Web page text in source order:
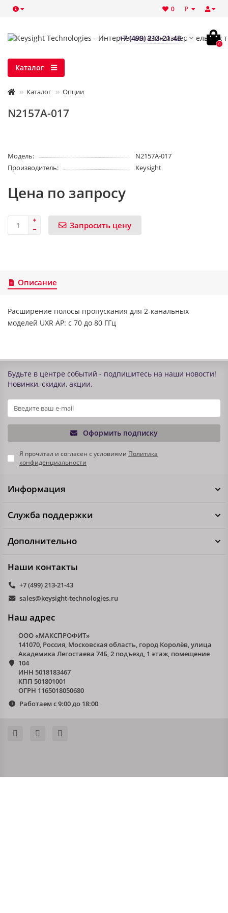
₽
0
+7 (499) 213-21-43
0
Каталог
Каталог Опции
N2157A-017
Модель:
N2157A-017
Производитель:
Keysight
Цена по запросу
Запросить цену
Описание
Расширение полосы пропускания для 2-канальных
моделей UXR AP: с 70 до 80 ГГц
Будьте в центре событий - подпишитесь на наши новости!
Новинки, скидки, акции.
Оформить подписку
Я прочитал и согласен с условиями Политика
конфиденциальности
Информация
Служба поддержки
Дополнительно
Наши контакты
+7 (499) 213-21-43
sales@keysight-technologies.ru
Наш адрес
ООО «МАКСПРОФИТ»
141070, Россия, Московская область, город Королёв, улица
Академика Легостаева 74Б, 2 подъезд, 1 этаж, помещение
104
ИНН 5018183467
КПП 501801001
ОГРН 1165018050680
Работаем с 9:00 до 18:00